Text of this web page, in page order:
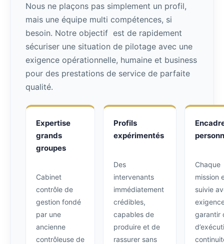
Nous ne plaçons pas simplement un profil,
mais une équipe multi compétences, si
besoin. Notre objectif est de rapidement
sécuriser une situation de pilotage avec une
exigence opérationnelle, humaine et business
pour des prestations de service de parfaite
qualité.
Expertise
grands
groupes
Cabinet
contrôle de
gestion fondé
par une
ancienne
contrôleuse de
Profils
expérimentés
Des
intervenants
immédiatement
crédibles,
capables de
produire et de
rassurer sans
Chaque
mission
suivie
garantir